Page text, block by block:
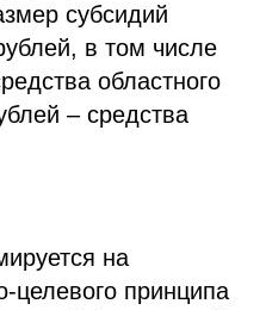
субсидий
в том числе
областного
– средства
на
целевого принципа